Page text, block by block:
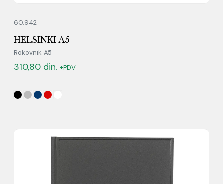
60.942
HELSINKI A5
Rokovnik A5
310,80 din. +PDV